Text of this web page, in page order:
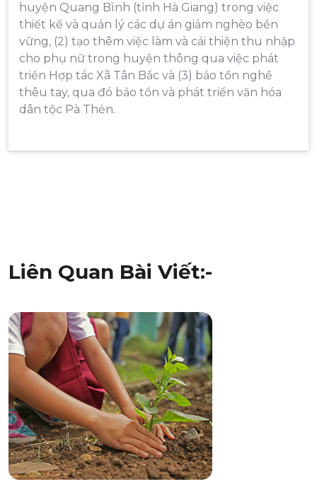
huyện Quang Bình (tỉnh Hà Giang) trong việc
thiết kế và quản lý các dự án giảm nghèo bền
vững, (2) tạo thêm việc làm và cải thiện thu nhập
cho phụ nữ trong huyện thông qua việc phát
triển Hợp tác Xã Tân Bắc và (3) bảo tồn nghề
thêu tay, qua đó bảo tồn và phát triển văn hóa
dân tộc Pà Thẻn.
viết
Liên Quan Bài Viết:-